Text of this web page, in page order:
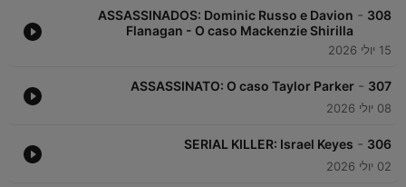
308
-
ASSASSINADOS: Dominic Russo e Davion
Flanagan - O caso Mackenzie Shirilla
15 יולי 2026
307
-
ASSASSINATO: O caso Taylor Parker
08 יולי 2026
306
-
SERIAL KILLER: Israel Keyes
02 יולי 2026